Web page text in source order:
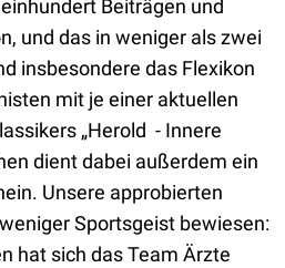
Beiträgen und
und das in weniger als zwei
insbesondere das Flexikon
mit je einer aktuellen
„Herold - Innere
dient dabei außerdem ein
Unsere approbierten
Sportsgeist bewiesen:
hat sich das Team Ärzte